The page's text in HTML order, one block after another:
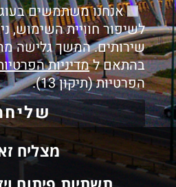
לשיפור חוויית השימוש,
שירותים. המשך גלישה
בהתאם למדיניות
הפרטיות (תיקון 13).
מצליח